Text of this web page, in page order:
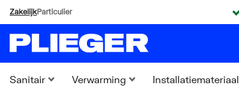
ZakelijkParticulier
Sanitair Verwarming Installatiemateriaal